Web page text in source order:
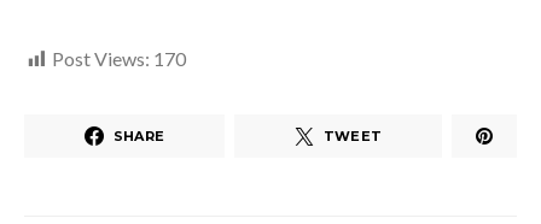
Post Views: 170
SHARE TWEET